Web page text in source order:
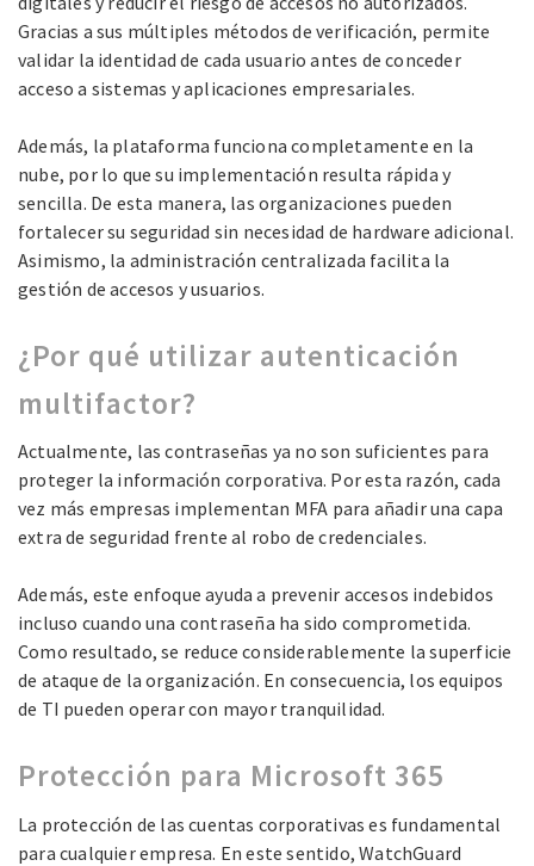
Gracias a sus múltiples métodos de verificación, permite
validar la identidad de cada usuario antes de conceder
acceso a sistemas y aplicaciones empresariales.
Además, la plataforma funciona completamente en la
nube, por lo que su implementación resulta rápida y
sencilla. De esta manera, las organizaciones pueden
fortalecer su seguridad sin necesidad de hardware adicional.
Asimismo, la administración centralizada facilita la
gestión de accesos y usuarios.
¿Por qué utilizar autenticación
multifactor?
Actualmente, las contraseñas ya no son suficientes para
proteger la información corporativa. Por esta razón, cada
vez más empresas implementan MFA para añadir una capa
extra de seguridad frente al robo de credenciales.
Además, este enfoque ayuda a prevenir accesos indebidos
incluso cuando una contraseña ha sido comprometida.
Como resultado, se reduce considerablemente la superficie
de ataque de la organización. En consecuencia, los equipos
de TI pueden operar con mayor tranquilidad.
Protección para Microsoft 365
La protección de las cuentas corporativas es fundamental
para cualquier empresa. En este sentido, WatchGuard